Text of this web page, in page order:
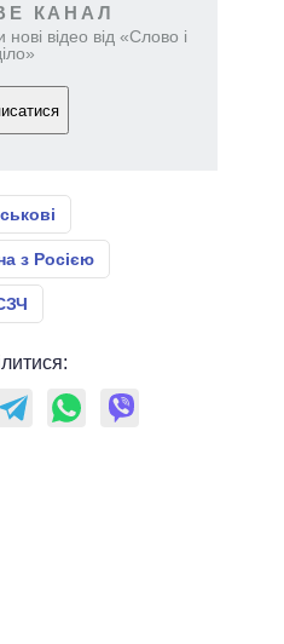
КАНАЛ
відео від «Слово і
з Росією